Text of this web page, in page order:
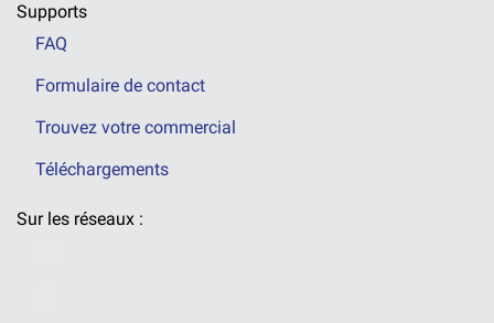
Supports
FAQ
Formulaire de contact
Trouvez votre commercial
Téléchargements
Sur les réseaux :